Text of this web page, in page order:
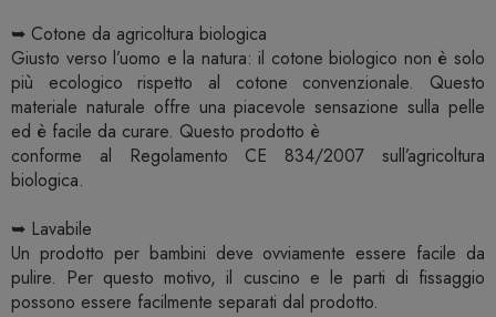
➥ Cotone da agricoltura biologica
Giusto verso l’uomo e la natura: il cotone biologico non è solo
più ecologico rispetto al cotone convenzionale. Questo
materiale naturale offre una piacevole sensazione sulla pelle
ed è facile da curare. Questo prodotto è
conforme al Regolamento CE 834/2007 sull’agricoltura
biologica.
➥ Lavabile
Un prodotto per bambini deve ovviamente essere facile da
pulire. Per questo motivo, il cuscino e le parti di fissaggio
possono essere facilmente separati dal prodotto.